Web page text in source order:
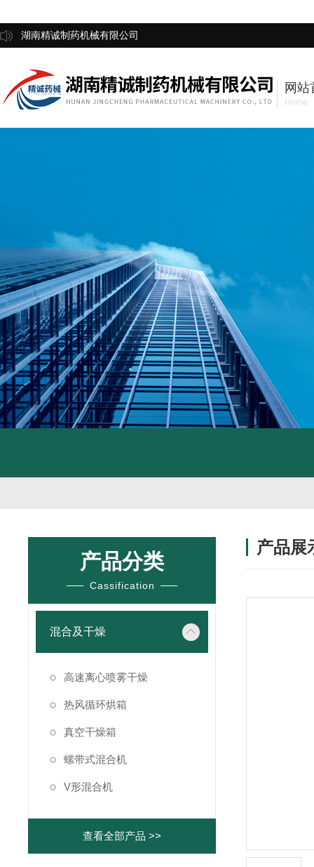
湖南精诚制药机械有限公司
网站
Home
产品展
产品分类
Cassification
混合及干燥
高速离心喷雾干燥
热风循环烘箱
真空干燥箱
螺带式混合机
V形混合机
查看全部产品 >>